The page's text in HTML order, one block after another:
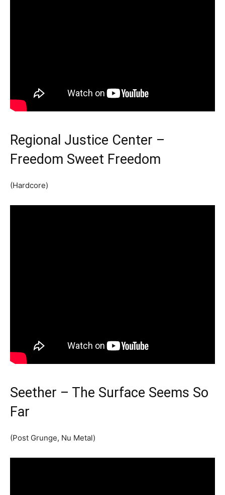
Regional Justice Center –
Freedom Sweet Freedom
(Hardcore)
Seether – The Surface Seems So
Far
(Post Grunge, Nu Metal)